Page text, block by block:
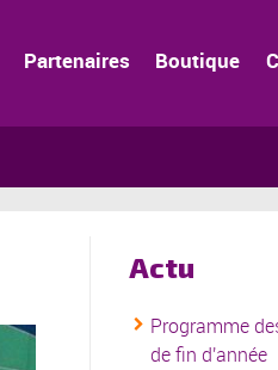
Partenaires Boutique
Actu
Programme
de fin d'année